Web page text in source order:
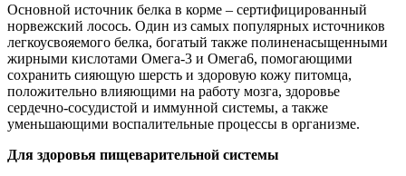
Основной источник белка в корме – сертифицированный
норвежский лосось. Один из самых популярных источников
легкоусвояемого белка, богатый также полиненасыщенными
жирными кислотами Омега-3 и Омега6, помогающими
сохранить сияющую шерсть и здоровую кожу питомца,
положительно влияющими на работу мозга, здоровье
сердечно-сосудистой и иммунной системы, а также
уменьшающими воспалительные процессы в организме.
Для здоровья пищеварительной системы